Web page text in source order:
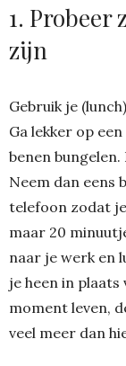
1. Probeer
zijn
Gebruik je
Ga lekker op
benen
Neem dan eens
telefoon zodat
maar 20
naar je werk en
je heen in
moment leven,
veel meer dan